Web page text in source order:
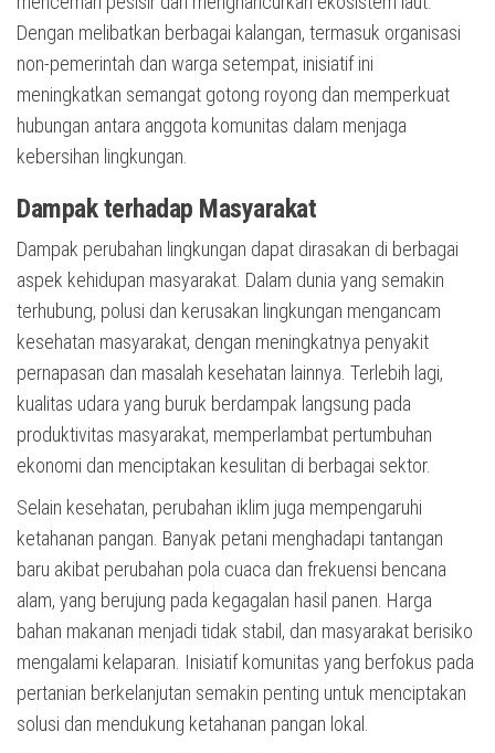
Dengan melibatkan berbagai kalangan, termasuk organisasi
non-pemerintah dan warga setempat, inisiatif ini
meningkatkan semangat gotong royong dan memperkuat
hubungan antara anggota komunitas dalam menjaga
kebersihan lingkungan.
Dampak terhadap Masyarakat
Dampak perubahan lingkungan dapat dirasakan di berbagai
aspek kehidupan masyarakat. Dalam dunia yang semakin
terhubung, polusi dan kerusakan lingkungan mengancam
kesehatan masyarakat, dengan meningkatnya penyakit
pernapasan dan masalah kesehatan lainnya. Terlebih lagi,
kualitas udara yang buruk berdampak langsung pada
produktivitas masyarakat, memperlambat pertumbuhan
ekonomi dan menciptakan kesulitan di berbagai sektor.
Selain kesehatan, perubahan iklim juga mempengaruhi
ketahanan pangan. Banyak petani menghadapi tantangan
baru akibat perubahan pola cuaca dan frekuensi bencana
alam, yang berujung pada kegagalan hasil panen. Harga
bahan makanan menjadi tidak stabil, dan masyarakat berisiko
mengalami kelaparan. Inisiatif komunitas yang berfokus pada
pertanian berkelanjutan semakin penting untuk menciptakan
solusi dan mendukung ketahanan pangan lokal.